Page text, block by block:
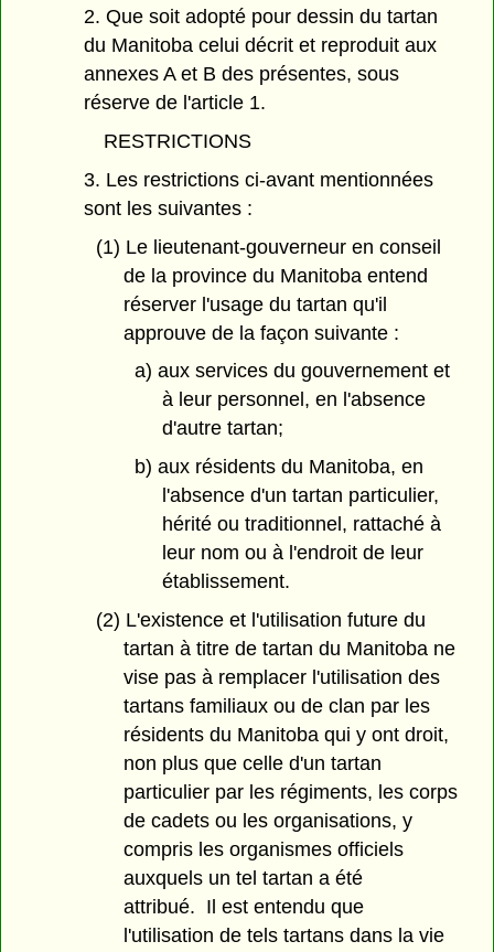
2. Que soit adopté pour dessin du tartan
du Manitoba celui décrit et reproduit aux
annexes A et B des présentes, sous
réserve de l'article 1.
RESTRICTIONS
3. Les restrictions ci-avant mentionnées
sont les suivantes :
(1) Le lieutenant-gouverneur en conseil
de la province du Manitoba entend
réserver l'usage du tartan qu'il
approuve de la façon suivante :
a) aux services du gouvernement et
à leur personnel, en l'absence
d'autre tartan;
b) aux résidents du Manitoba, en
l'absence d'un tartan particulier,
hérité ou traditionnel, rattaché à
leur nom ou à l'endroit de leur
établissement.
(2) L'existence et l'utilisation future du
tartan à titre de tartan du Manitoba ne
vise pas à remplacer l'utilisation des
tartans familiaux ou de clan par les
résidents du Manitoba qui y ont droit,
non plus que celle d'un tartan
particulier par les régiments, les corps
de cadets ou les organisations, y
compris les organismes officiels
auxquels un tel tartan a été
attribué. Il est entendu que
l'utilisation de tels tartans dans la vie